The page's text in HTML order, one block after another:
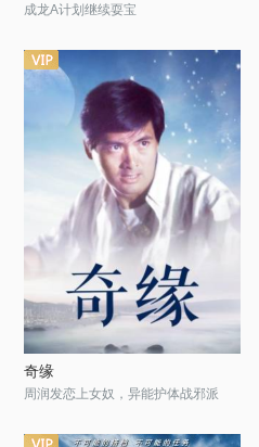
成龙A计划继续耍宝
奇缘
周润发恋上女奴，异能护体战邪派